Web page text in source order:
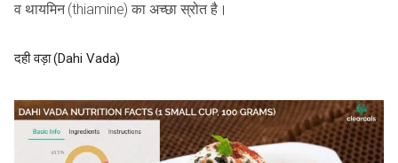
व थायमिन (thiamine) का अच्छा स्रोत है।
दही वड़ा (Dahi Vada)